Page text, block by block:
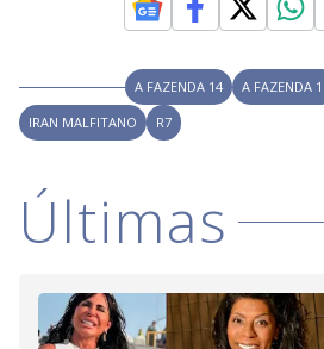
A FAZENDA 14 A FAZENDA
IRAN MALFITANO
R7
Últimas